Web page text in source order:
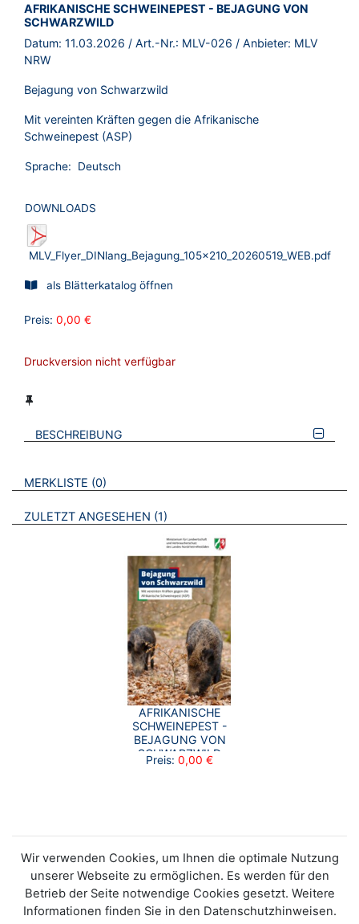
BROSCHÜRE:
AFRIKANISCHE SCHWEINEPEST - BEJAGUNG VON
SCHWARZWILD
Datum: 11.03.2026 / Art.-Nr.: MLV-026 / Anbieter: MLV
NRW
Bejagung von Schwarzwild
Mit vereinten Kräften gegen die Afrikanische
Schweinepest (ASP)
Sprache: Deutsch
DOWNLOADS
MLV_Flyer_DINlang_Bejagung_105x210_20260519_WEB.pdf
als Blätterkatalog öffnen
Preis: 0,00 €
Druckversion nicht verfügbar
BESCHREIBUNG
VERWEISE AUF VERMERKTE- ODER ZULETZT ANGESEHENE
MERKLISTE 0 BROSCHÜREN
ZULETZT ANGESEHEN 1 BROSCHÜREN
AFRIKANISCHE
SCHWEINEPEST -
BEJAGUNG VON
SCHWARZWILD
Preis: 0,00 €
Wir verwenden Cookies, um Ihnen die optimale Nutzung
unserer Webseite zu ermöglichen. Es werden für den
Betrieb der Seite notwendige Cookies gesetzt. Weitere
Informationen finden Sie in den Datenschutzhinweisen.